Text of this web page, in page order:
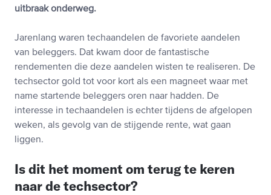
uitbraak onderweg.
Jarenlang waren techaandelen de favoriete aandelen
van beleggers. Dat kwam door de fantastische
rendementen die deze aandelen wisten te realiseren. De
techsector gold tot voor kort als een magneet waar met
name startende beleggers oren naar hadden. De
interesse in techaandelen is echter tijdens de afgelopen
weken, als gevolg van de stijgende rente, wat gaan
liggen.
Is dit het moment om terug te keren
naar de techsector?